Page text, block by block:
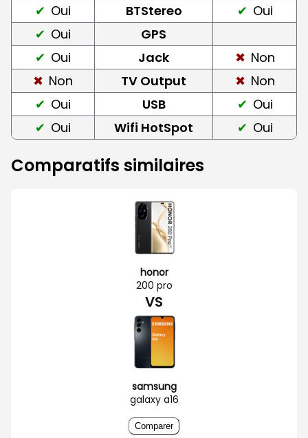
Oui
BTStereo
Oui
Oui
GPS
Oui
Jack
Non
Non
TV Output
Non
Oui
USB
Oui
Oui
Wifi HotSpot Oui
Comparatifs similaires
honor
200 pro
VS
samsung
galaxy a16
Comparer